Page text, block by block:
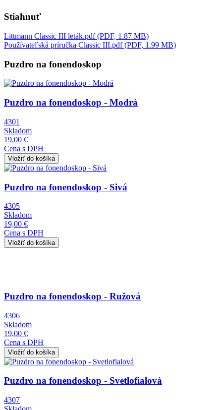
Stiahnuť
Littmann Classic III leták.pdf (PDF, 1.87 MB)
Používateľská príručka Classic III.pdf (PDF, 1.99 MB)
Puzdro na fonendoskop
Obrázok
Puzdro na fonendoskop - Modrá
4301
Skladom
19,00 €
Cena s DPH
Obrázok
Puzdro na fonendoskop - Sivá
4305
Skladom
19,00 €
Cena s DPH
Puzdro na fonendoskop - Ružová
4306
Skladom
19,00 €
Cena s DPH
Obrázok
Puzdro na fonendoskop - Svetlofialová
4307